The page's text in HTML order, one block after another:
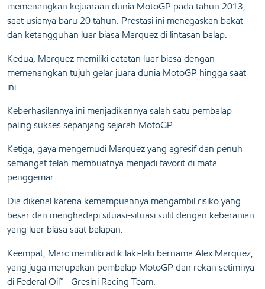
memenangkan kejuaraan dunia MotoGP pada tahun 2013,
saat usianya baru 20 tahun. Prestasi ini menegaskan bakat
dan ketangguhan luar biasa Marquez di lintasan balap.
Kedua, Marquez memiliki catatan luar biasa dengan
memenangkan tujuh gelar juara dunia MotoGP hingga saat
ini.
Keberhasilannya ini menjadikannya salah satu pembalap
paling sukses sepanjang sejarah MotoGP.
Ketiga, gaya mengemudi Marquez yang agresif dan penuh
semangat telah membuatnya menjadi favorit di mata
penggemar.
Dia dikenal karena kemampuannya mengambil risiko yang
besar dan menghadapi situasi-situasi sulit dengan keberanian
yang luar biasa saat balapan.
Keempat, Marc memiliki adik laki-laki bernama Alex Marquez,
yang juga merupakan pembalap MotoGP dan rekan setimnya
di Federal Oil™ - Gresini Racing Team.